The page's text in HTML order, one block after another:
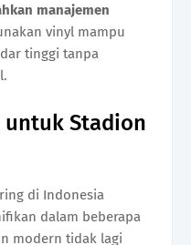
manajemen
vinyl mampu
tinggi tanpa
untuk Stadion
di Indonesia
dalam beberapa
modern tidak lagi